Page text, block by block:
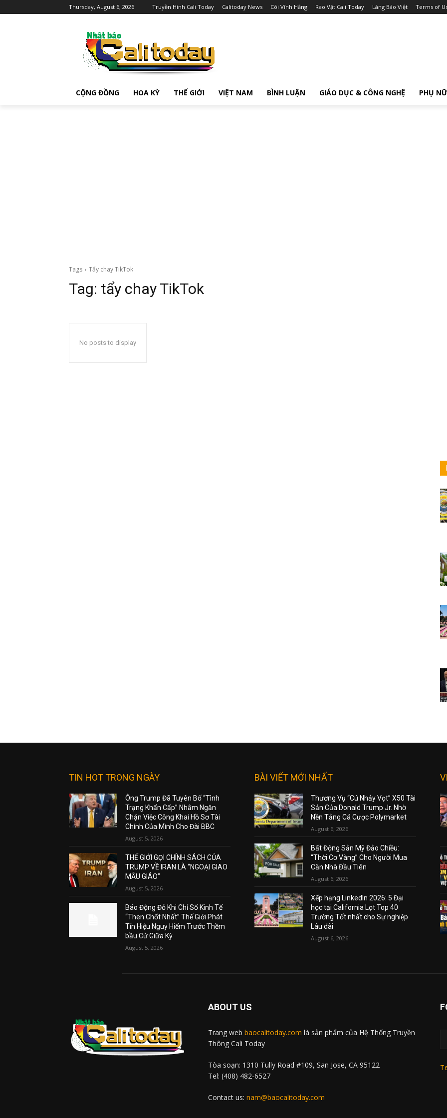
Thursday, August 6, 2026 Truyền Hình Cali Today Calitoday News Cõi Vĩnh Hằng Rao Vặt Cali Today Làng Báo Việt Terms of
CỘNG ĐỒNG HOA KỲ THẾ GIỚI VIỆT NAM BÌNH LUẬN GIÁO DỤC & CÔNG NGHỆ PHỤ NỮ
Tags Tẩy chay TikTok
Tag: tẩy chay TikTok
No posts to display
TIN HOT TRONG NGÀY
Ông Trump Đã Tuyên Bố “Tình
Trạng Khẩn Cấp” Nhằm Ngăn
Chặn Việc Công Khai Hồ Sơ Tài
Chính Của Mình Cho Đài BBC
August 5, 2026
THẾ GIỚI GỌI CHÍNH SÁCH CỦA
TRUMP VỀ IRAN LÀ “NGOẠI GIAO
MẪU GIÁO”
August 5, 2026
Báo Động Đỏ Khi Chỉ Số Kinh Tế
“Then Chốt Nhất” Thế Giới Phát
Tín Hiệu Nguy Hiểm Trước Thềm
bầu Cử Giữa Kỳ
August 5, 2026
BÀI VIẾT MỚI NHẤT
Thương Vụ “Cú Nhảy Vọt” X50 Tài
Sản Của Donald Trump Jr. Nhờ
Nền Tảng Cá Cược Polymarket
August 6, 2026
Bất Động Sản Mỹ Đảo Chiều:
“Thời Cơ Vàng” Cho Người Mua
Căn Nhà Đầu Tiên
August 6, 2026
Xếp hạng LinkedIn 2026: 5 Đại
học tại California Lọt Top 40
Trường Tốt nhất cho Sự nghiệp
Lâu dài
August 6, 2026
ABOUT US
Trang web baocalitoday.com là sản phẩm của Hệ Thống Truyền
Thông Cali Today
Tòa soạn: 1310 Tully Road #109, San Jose, CA 95122
Tel: (408) 482-6527
Contact us: nam@baocalitoday.com